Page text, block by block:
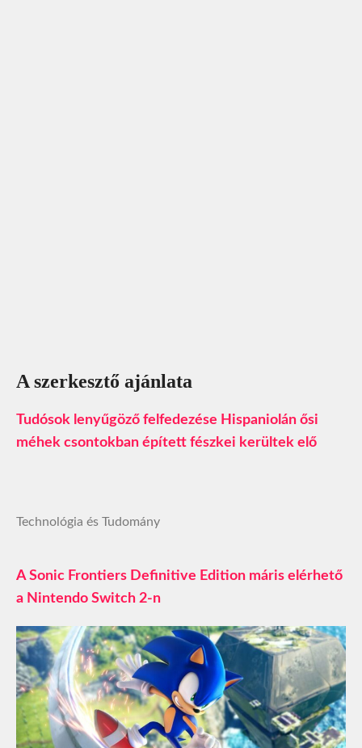
A szerkesztő ajánlata
Tudósok lenyűgöző felfedezése Hispaniolán ősi
méhek csontokban épített fészkei kerültek elő
Technológia és Tudomány
A Sonic Frontiers Definitive Edition máris elérhető
a Nintendo Switch 2-n